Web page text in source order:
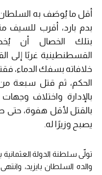
أقل ما يُوصَف به السلطان
بدم بارد، أقرب للسيف
بتلك الخصال أن
القسطنطينية غربًا إلى
خلافاته بسفك الدماء،
الحكم، ثم قتل سبعة من
بالإدارة واختلاف
بالقتل لأقل هفوة، حتى
يصبح وزيرًا له.
تولّى سلطنة الدولة
والده السلطان بايزيد،